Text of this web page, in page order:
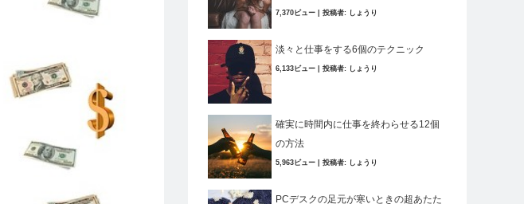
7,370ビュー 投稿者: しょうり
淡々と仕事をする6個のテクニック
6,133ビュー 投稿者: しょうり
確実に時間内に仕事を終わらせる12個
の方法
5,963ビュー 投稿者: しょうり
PCデスクの足元が寒いときの超あたた